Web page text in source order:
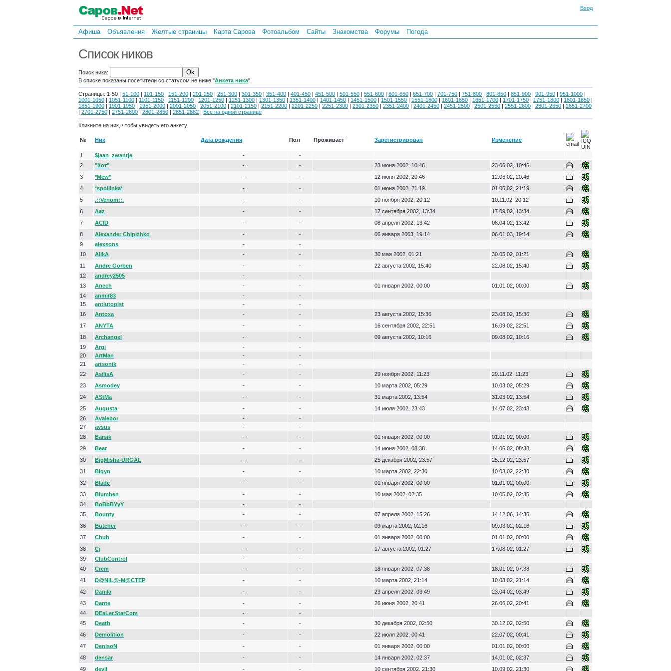
Вход
Афиша Объявления Желтые страницы Карта Сарова Фотоальбом Сайты Знакомства Форумы Погода
Список ников
Поиск ника:
В списке показаны посетители со статусом не ниже "Анкета ника".
Страницы: 1-50 | 51-100 | 101-150 | 151-200 | 201-250 | 251-300 | 301-350 | 351-400 | 401-450 | 451-500 | 501-550 | 551-600 | 601-650 | 651-700 | 701-750 | 751-800 | 801-850 | 851-900 | 901-950 | 951-1000 |
1001-1050 | 1051-1100 | 1101-1150 | 1151-1200 | 1201-1250 | 1251-1300 | 1301-1350 | 1351-1400 | 1401-1450 | 1451-1500 | 1501-1550 | 1551-1600 | 1601-1650 | 1651-1700 | 1701-1750 | 1751-1800 | 1801-1850 |
1851-1900 | 1901-1950 | 1951-2000 | 2001-2050 | 2051-2100 | 2101-2150 | 2151-2200 | 2201-2250 | 2251-2300 | 2301-2350 | 2351-2400 | 2401-2450 | 2451-2500 | 2501-2550 | 2551-2600 | 2601-2650 | 2651-2700
| 2701-2750 | 2751-2800 | 2801-2850 | 2851-2882 | Все на одной странице
Кликните на ник, чтобы увидеть его анкету.
№ Ник Дата рождения Пол Проживает Зарегистрирован Изменение
1 $jaan_zwantje -
-
2
"Кот" - - 23 июня 2002, 10:46
23.06.02, 10:46
3
*Mew* - - 12 июня 2002, 20:46
12.06.02, 20:46
4
*spoilinka* - - 01 июня 2002, 21:19
01.06.02, 21:19
5
.::Venom::. - - 10 ноября 2002, 20:12
10.11.02, 20:12
6
Aaz - - 17 сентября 2002, 13:34
17.09.02, 13:34
7
ACID - - 08 апреля 2002, 13:42
08.04.02, 13:42
8
Alexander Chipizhko - - 06 января 2003, 19:14
06.01.03, 19:14
9
alexsons -
-
10
AlikA - - 30 мая 2002, 01:21
30.05.02, 01:21
11
Andre Gorben - - 22 августа 2002, 15:40
22.08.02, 15:40
12
andrey2505 -
-
13
Anech - - 01 января 2002, 00:00
01.01.02, 00:00
14
anmir83 -
-
15
antiutopist -
-
16
Antoxa - - 23 августа 2002, 15:36
23.08.02, 15:36
17
ANYTA - - 16 сентября 2002, 22:51
16.09.02, 22:51
18
Archangel - - 09 августа 2002, 10:16
09.08.02, 10:16
19
Argi -
-
20
ArtMan -
-
21
artsonik -
-
22
AsilisA - - 29 ноября 2002, 11:23
29.11.02, 11:23
23
Asmodey - - 10 марта 2002, 05:29
10.03.02, 05:29
24
AStMa - - 31 марта 2002, 13:54
31.03.02, 13:54
25
Augusta - - 14 июля 2002, 23:43
14.07.02, 23:43
26
Avalebor -
-
27
avsus -
-
28
Barsik - - 01 января 2002, 00:00
01.01.02, 00:00
29
Bear - - 14 июня 2002, 08:38
14.06.02, 08:38
30
BigMisha-URGAL - - 25 декабря 2002, 23:57
25.12.02, 23:57
31
Bigyn - - 10 марта 2002, 22:30
10.03.02, 22:30
32
Blade - - 01 января 2002, 00:00
01.01.02, 00:00
33
Blumhen - - 10 мая 2002, 02:35
10.05.02, 02:35
34
BoBbBYyY -
-
35
Bounty - - 07 апреля 2002, 15:26
14.12.06, 14:36
36
Butcher - - 09 марта 2002, 02:16
09.03.02, 02:16
37
Chuh - - 01 января 2002, 00:00
01.01.02, 00:00
38
Cj - - 17 августа 2002, 01:27
17.08.02, 01:27
39
ClubControl -
-
40
Crem - - 18 января 2002, 07:38
18.01.02, 07:38
41
D@N|L@-M@CTEP - - 10 марта 2002, 21:14
10.03.02, 21:14
42
Danila - - 23 апреля 2002, 03:49
23.04.02, 03:49
43
Dante - - 26 июня 2002, 20:41
26.06.02, 20:41
44
DEaLer.StarCom -
-
45
Death - - 30 декабря 2002, 02:50
30.12.02, 02:50
46
Demolition - - 22 июля 2002, 00:41
22.07.02, 00:41
47
DenisoN - - 01 января 2002, 00:00
01.01.02, 00:00
48
densar - - 14 января 2002, 02:37
14.01.02, 02:37
49
devil - - 10 сентября 2002, 21:30 10.09.02, 21:30